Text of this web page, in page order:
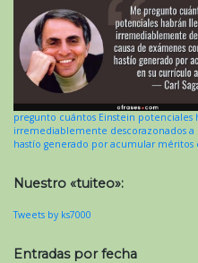
pregunto cuántos Einstein potenciales
irremediablemente descorazonados
hastío generado por acumular méritos
Nuestro «tuiteo»:
Tweets by ks7000
Entradas por fecha